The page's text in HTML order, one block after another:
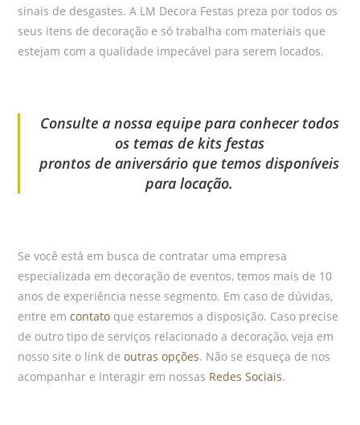
sinais de desgastes. A LM Decora Festas preza por todos os
seus itens de decoração e só trabalha com materiais que
estejam com a qualidade impecável para serem locados.
Consulte a nossa equipe para conhecer todos
os temas de kits festas
prontos de aniversário que temos disponíveis
para locação.
Se você está em busca de contratar uma empresa
especializada em decoração de eventos, temos mais de 10
anos de experiência nesse segmento. Em caso de dúvidas,
entre emcontato que estaremos a disposição. Caso precise
de outro tipo de serviços relacionado a decoração, veja em
nosso site o link deoutras opções. Não se esqueça de nos
acompanhar e interagir em nossas Redes Sociais.